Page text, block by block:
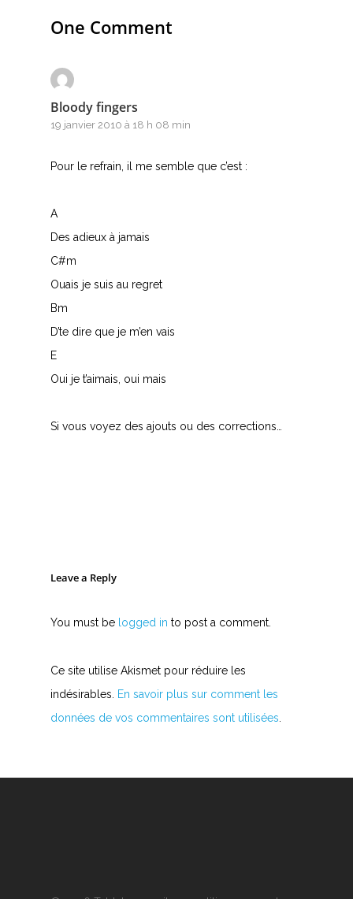
One Comment
Bloody fingers
19 janvier 2010 à 18 h 08 min
Pour le refrain, il me semble que c’est :
A
Des adieux à jamais
C#m
Ouais je suis au regret
Bm
D’te dire que je m’en vais
E
Oui je t’aimais, oui mais
Si vous voyez des ajouts ou des corrections…
Leave a Reply
You must be logged in to post a comment.
Ce site utilise Akismet pour réduire les
indésirables.
En savoir plus sur comment les
données de vos commentaires sont utilisées